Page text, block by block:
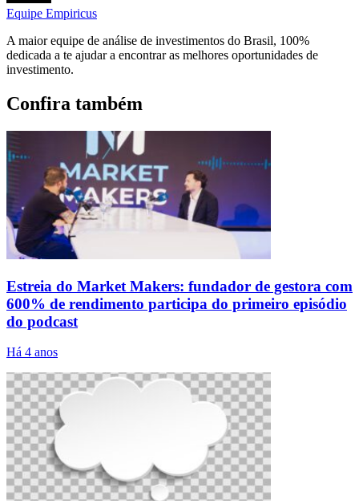
Equipe Empiricus
A maior equipe de análise de investimentos do Brasil, 100%
dedicada a te ajudar a encontrar as melhores oportunidades de
investimento.
Confira também
Estreia do Market Makers: fundador de gestora com
600% de rendimento participa do primeiro episódio
do podcast
Há 4 anos